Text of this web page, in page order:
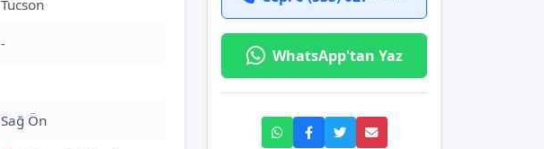
Tucson
-
Sağ Ön
WhatsApp'tan Yaz